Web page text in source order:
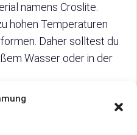
namens Croslite.
hohen Temperaturen
Daher solltest du
Wasser oder in der